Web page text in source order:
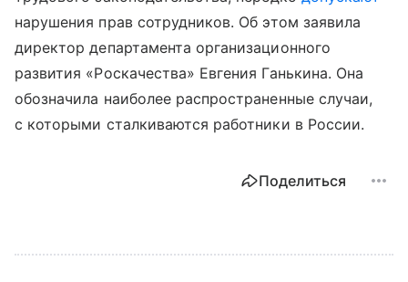
нарушения прав сотрудников. Об этом заявила
директор департамента организационного
развития «Роскачества» Евгения Ганькина. Она
обозначила наиболее распространенные случаи,
с которыми сталкиваются работники в России.
Поделиться